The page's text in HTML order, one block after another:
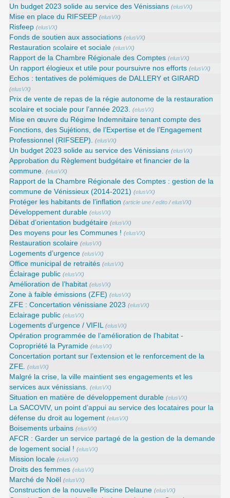
Un budget 2023 solide au service des Vénissians (elusVX)
Mise en place du RIFSEEP (elusVX)
Risfeep (elusVX)
Fonds de soutien aux associations (elusVX)
Restauration scolaire et sociale (elusVX)
Rapport de la Chambre Régionale des Comptes (elusVX)
Un rapport élogieux et utile pour poursuivre nos efforts (elusVX)
Echos : tentatives de polémiques de DALLERY et GIRARD
(elusVX)
Prix de vente de repas de la régie autonome de la restauration
scolaire et sociale pour l’année 2023. (elusVX)
Mise en œuvre du Régime Indemnitaire tenant compte des
Fonctions, des Sujétions, de l’Expertise et de l’Engagement
Professionnel (RIFSEEP). (elusVX)
Un budget 2023 solide au service des Vénissians (elusVX)
Approbation du Règlement budgétaire et financier de la
commune. (elusVX)
Rapport de la Chambre Régionale des Comptes : gestion de la
commune de Vénissieux (2014-2021) (elusVX)
Protéger les habitants de l’inflation (article une/edito/elusVX)
Développement durable (elusVX)
Débat d’orientation budgétaire (elusVX)
Des moyens pour les Communes ! (elusVX)
Restauration scolaire (elusVX)
Logements d’urgence (elusVX)
Office municipal de retraités (elusVX)
Éclairage public (elusVX)
Amélioration de l’habitat (elusVX)
Zone à faible émissions (ZFE) (elusVX)
ZFE : Concertation vénissiane 2023 (elusVX)
Eclairage public (elusVX)
Logements d’urgence / VIFIL (elusVX)
Opération programmée de l’amélioration de l’habitat -
Copropriété la Pyramide (elusVX)
Concertation portant sur l’extension et le renforcement de la
ZFE. (elusVX)
Malgré la crise, la ville maintient ses engagements et les
services aux vénissians. (elusVX)
Situation en matière de développement durable (elusVX)
La SACOVIV, un point d’appui au service des locataires pour la
défense du droit au logement (elusVX)
Boisements urbains (elusVX)
AFCR : Garder un service partagé de la gestion de la demande
de logement social ! (elusVX)
Mission locale (elusVX)
Droits des femmes (elusVX)
Marché de Noël (elusVX)
Construction de la nouvelle Piscine Delaune (elusVX)